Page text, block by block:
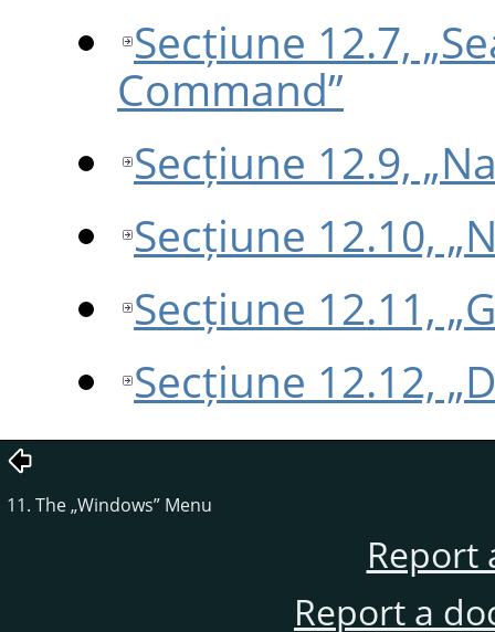
Secțiune 12.7,
Command”
Secțiune 12.9,
Secțiune 12.10,
Secțiune 12.11,
Secțiune 12.12,
11. The„Windows” Menu
Report
Report a